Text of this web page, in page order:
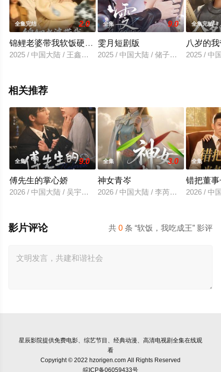
全集完结 2.0
锦鲤老婆带我软饭硬吃，逆袭首富
2025 / 中国大陆 / 王鑫源＆白梦然
全集 9.0
雯月短剧版
2025 / 中国大陆 / 储子竣＆周嘉怡
全集完结
八岁的
2025 / 中
相关推荐
全集 9.0
傅先生的掌心娇
2026 / 中国大陆 / 吴宇航＆郑千亦
全集 3.0
神女青岑
2026 / 中国大陆 / 李芮峤＆张媛媛
全集
错把董
2026 / 中
共0 条 “软饭，我吃成王” 影评
影片评论
星辰影院提供免费电影、综艺节目、经典动漫、高清电视剧全集在线观
看
Copyright © 2022 hzorigen.com All Rights Reserved
皖ICP备06059433号